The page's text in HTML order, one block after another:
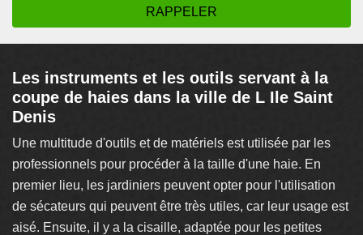
Les instruments et les outils servant à la
coupe de haies dans la ville de L Ile Saint
Denis
Une multitude d'outils et de matériels est utilisée par les
professionnels pour procéder à la taille d'une haie. En
premier lieu, les jardiniers peuvent opter pour l'utilisation
de sécateurs qui peuvent être très utiles, car leur usage est
aisé. Ensuite, il y a la cisaille, adaptée pour les petites